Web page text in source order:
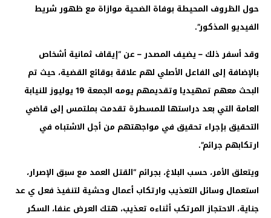
حول الظروف المحيطة بوفاة الضحية موازاة مع ظهور شريط
الفيديو المذكور”.
وقد أسفر ذلك – يضيف المصدر – عن “إيقاف ثمانية أشخاص
بالإضافة إلى الفاعل الأصلي لهم علاقة بوقائع القضية، حيث تم
البحث معهم تمهيديا وتقديمهم يومه الجمعة 19 يوليوز للنيابة
العامة التي بعد دراستها للمسطرة تقدمت بملتمس إلى قاضي
التحقيق بإجراء تحقيق في مواجهتهم من أجل الاشتباه في
ارتكابهم جرائم”.
ويتعلق الأمر، حسب البلاغ، بجرائم “القتل العمد مع سبق الإصرار،
استعمال وسائل التعذيب وارتكاب أعمال وحشية لتنفيذ فعل ي عد
جناية، الاحتجاز المرتكب أثناءه تعذيب، هتك العرض عنفا، السكر